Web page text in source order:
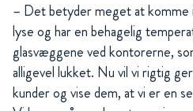
– Det betyder meget at komme
lyse og har en behagelig
glasvæggene ved kontorerne,
alligevel lukket. Nu vil vi rigtig
kunder og vise dem, at vi er en